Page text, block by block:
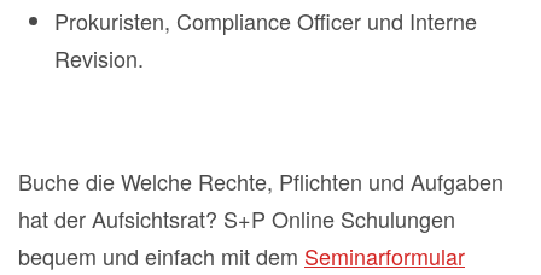
Prokuristen, Compliance Officer und Interne
Revision.
Buche die Welche Rechte, Pflichten und Aufgaben
hat der Aufsichtsrat? S+P Online Schulungen
bequem und einfach mit dem Seminarformular